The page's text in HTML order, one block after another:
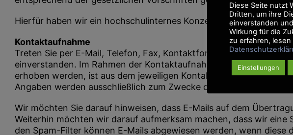
Hierfür haben wir ein hochschulinternes Konzept erstellt, um
Kontaktaufnahme
Treten Sie per E-Mail, Telefon, Fax, Kontaktformular, über Social
einverstanden. Im Rahmen der Kontaktaufnahme mit uns
erhoben werden, ist aus dem jeweiligen Kontaktformular
Angaben werden ausschließlich zum Zwecke der Bearbeitung
Wir möchten Sie darauf hinweisen, dass E-Mails auf dem
Weiterhin möchten wir darauf aufmerksam machen, dass wir
den Spam-Filter können E-Mails abgewiesen werden, wenn
Diese Seite nutzt
Dritten, um ihre
einverstanden
Wirkung für die
zu erfahren,
Einstellungen